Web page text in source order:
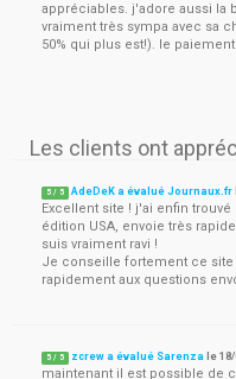
appréciables. j'adore aussi la
vraiment très sympa avec sa
50% qui plus est!). le
Les clients ont
5 / 5 AdeDeK a évalué Journaux.fr
Excellent site ! j'ai enfin
édition USA, envoie très
suis vraiment ravi !
Je conseille fortement ce
rapidement aux questions
5 / 5 zcrew a évalué Sarenza le18/
maintenant il est possible de